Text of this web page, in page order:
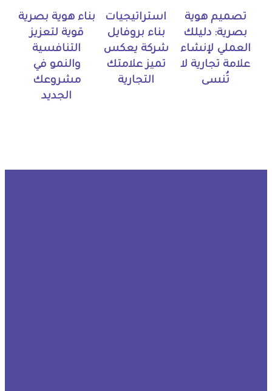
تصميم هوية
بصرية: دليلك
العملي لإنشاء
علامة تجارية لا
تُنسى
استراتيجيات
بناء بروفايل
شركة يعكس
تميز علامتك
التجارية
بناء هوية بصرية
قوية لتعزيز
التنافسية
والنمو في
مشروعك
الجديد